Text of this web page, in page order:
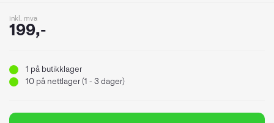
inkl. mva
199,-
1 på butikklager
10 på nettlager (1 - 3 dager)